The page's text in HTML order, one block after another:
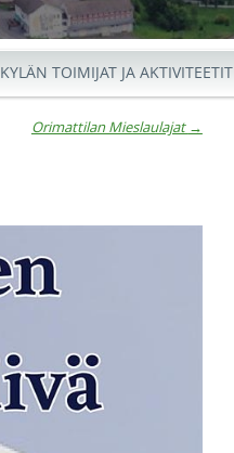
KYLÄN TOIMIJAT JA AKTIVITEETIT
Orimattilan Mieslaulajat →